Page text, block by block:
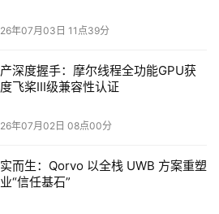
顾国内鸿蒙生态与海外碎片化安
模式适配全球各地隐私监管要求，
能硬件多行业出海场景。
真机体系以全域设备矩阵
动应用全流程质量验证链路，为
年07月03日 11点39分
深度握手：摩尔线程全功能GPU获
飞桨III级兼容性认证
年07月02日 08点00分
而生：Qorvo 以全栈 UWB 方案重塑
“信任基石”